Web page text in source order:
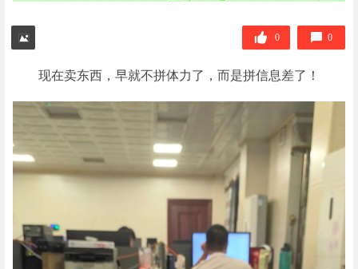
0 0
现在卖东西，早就不拼体力了，而是拼信息差了！